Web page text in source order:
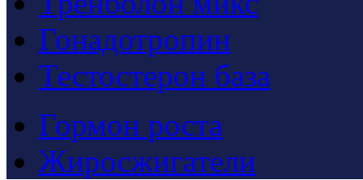
Гонадотропин
Тестостерон база
Гормон роста
Жиросжигатели